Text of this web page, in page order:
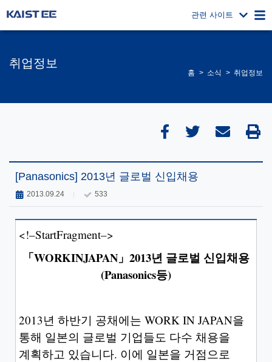
관련 사이트
취업정보
홈 소식 취업정보
[Panasonics] 2013년 글로벌 신입채용
2013.09.24 533
<!–StartFragment–>
「WORKINJAPAN」2013년 글로벌 신입채용
(Panasonics등)
2013년 하반기 공채에는 WORK IN JAPAN을
통해 일본의 글로벌 기업들도 다수 채용을
계획하고 있습니다. 이에 일본을 거점으로